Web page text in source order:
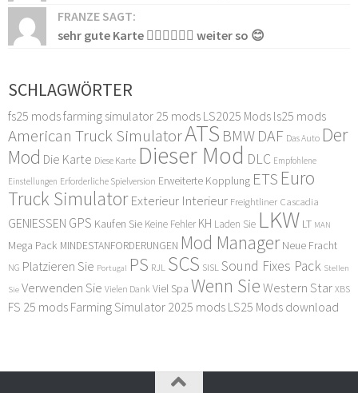
FRANZE SAGT:
sehr gute Karte 👍🏻👍🏻👍🏻 weiter so 😊
SCHLAGWÖRTER
fs25 modsfarming simulator 25 mods LS2025 Mods ls25 mods
American Truck SimulatorATS BMW DAF Das Auto Der
Mod Die Karte Diese Karte Dieser Mod DLC Empfohlene
Einstellungen Erforderliche Spielversion Erweiterte Kopplung ETS Euro
Truck Simulator Exterieur Interieur Freightliner Cascadia
GENIESSEN GPS Kaufen Sie Keine Fehler KH Laden Sie LKW LT MAN
Mega Pack MINDESTANFORDERUNGEN Mod Manager Neue Fracht
NG Platzieren Sie Portugal PS RJL SCS SISL Sound Fixes Pack Stellen
Sie Verwenden Sie Vielen Dank Viel Spa Wenn Sie Western Star XBS
FS 25 mods Farming Simulator 2025 mods LS25 Mods download